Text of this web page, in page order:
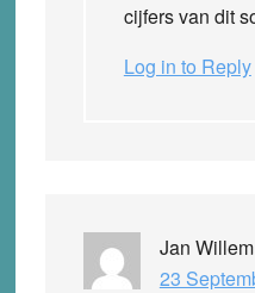
cijfers van dit
Log in to Reply
Jan
23